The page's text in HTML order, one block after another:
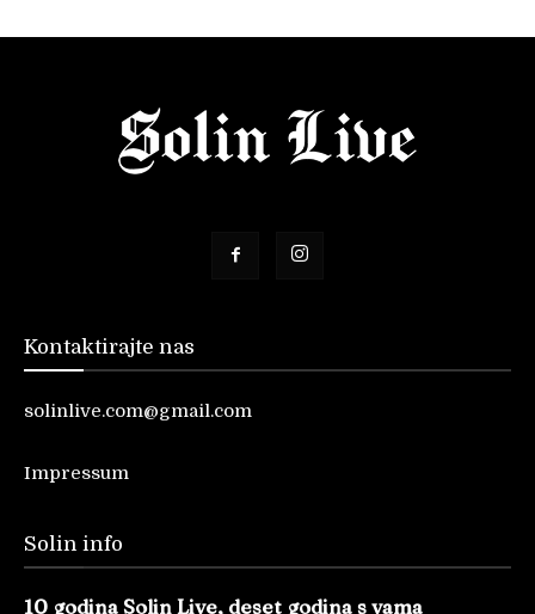
Kontaktirajte nas
solinlive.com@gmail.com
Impressum
Solin info
10 godina Solin Live, deset godina s vama